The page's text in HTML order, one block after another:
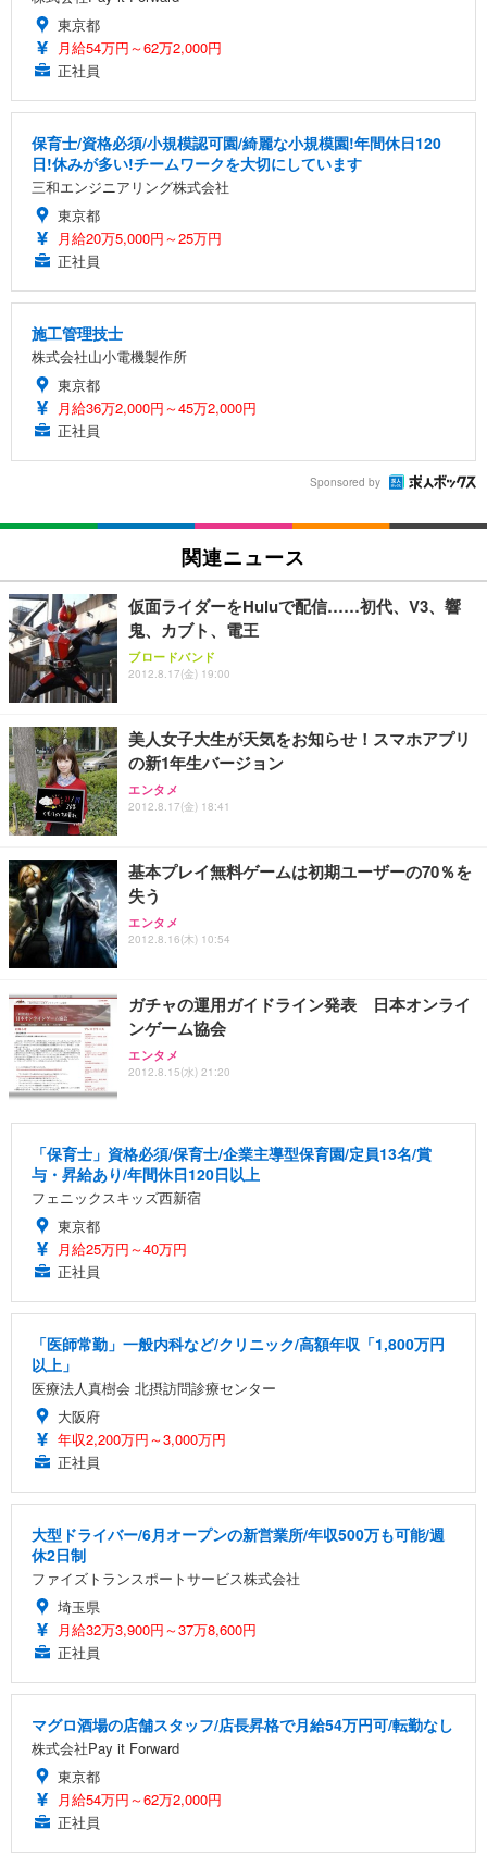
東京都
月給54万円～62万2,000円
正社員
保育士/資格必須/小規模認可園/綺麗な小規模園!年間休日120
日!休みが多い!チームワークを大切にしています
三和エンジニアリング株式会社
東京都
月給20万5,000円～25万円
正社員
施工管理技士
株式会社山小電機製作所
東京都
月給36万2,000円～45万2,000円
正社員
Sponsored by
関連ニュース
仮面ライダーをHuluで配信……初代、V3、響
鬼、カブト、電王
ブロードバンド
2012.8.17(金) 19:00
美人女子大生が天気をお知らせ！スマホアプリ
の新1年生バージョン
エンタメ
2012.8.17(金) 18:41
基本プレイ無料ゲームは初期ユーザーの70％を
失う
エンタメ
2012.8.16(木) 10:54
ガチャの運用ガイドライン発表 日本オンライ
ンゲーム協会
エンタメ
2012.8.15(水) 21:20
「保育士」資格必須/保育士/企業主導型保育園/定員13名/賞
与・昇給あり/年間休日120日以上
フェニックスキッズ西新宿
東京都
月給25万円～40万円
正社員
「医師常勤」一般内科など/クリニック/高額年収「1,800万円
以上」
医療法人真樹会 北摂訪問診療センター
大阪府
年収2,200万円～3,000万円
正社員
大型ドライバー/6月オープンの新営業所/年収500万も可能/週
休2日制
ファイズトランスポートサービス株式会社
埼玉県
月給32万3,900円～37万8,600円
正社員
マグロ酒場の店舗スタッフ/店長昇格で月給54万円可/転勤なし
株式会社Pay it Forward
東京都
月給54万円～62万2,000円
正社員